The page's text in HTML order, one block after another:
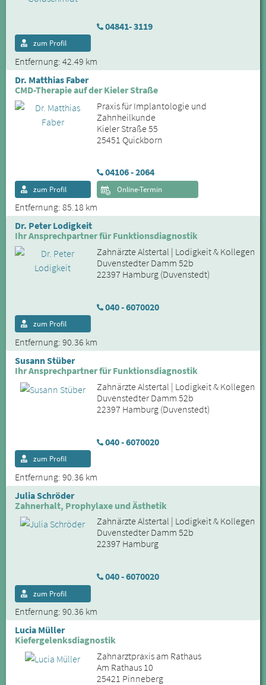
04841- 3119
Entfernung: 42.49 km
zum Profil
Dr. Matthias Faber
CMD-Therapie auf der Kieler Straße
Praxis für Implantologie und
Zahnheilkunde
Kieler Straße 55
25451 Quickborn
04106 - 2064
Entfernung: 85.18 km
zum Profil Online-Termin
Dr. Peter Lodigkeit
Ihr Ansprechpartner für Funktionsdiagnostik
Zahnärzte Alstertal | Lodigkeit & Kollegen
Duvenstedter Damm 52b
22397 Hamburg (Duvenstedt)
040 - 6070020
Entfernung: 90.36 km
zum Profil
Susann Stüber
Ihr Ansprechpartner für Funktionsdiagnostik
Zahnärzte Alstertal | Lodigkeit & Kollegen
Duvenstedter Damm 52b
22397 Hamburg (Duvenstedt)
040 - 6070020
Entfernung: 90.36 km
zum Profil
Julia Schröder
Zahnerhalt, Prophylaxe und Ästhetik
Zahnärzte Alstertal | Lodigkeit & Kollegen
Duvenstedter Damm 52b
22397 Hamburg
040 - 6070020
Entfernung: 90.36 km
zum Profil
Lucia Müller
Kiefergelenksdiagnostik
Zahnarztpraxis am Rathaus
Am Rathaus 10
25421 Pinneberg